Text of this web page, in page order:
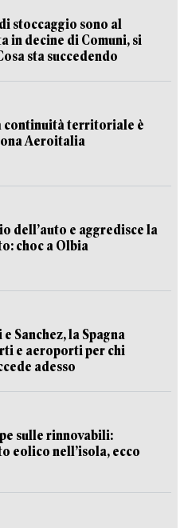
stoccaggio sono al
in decine di Comuni, si
sta succedendo
continuità territoriale è
Aeroitalia
dell’auto e aggredisce la
choc a Olbia
Sanchez, la Spagna
e aeroporti per chi
adesso
sulle rinnovabili:
eolico nell’isola, ecco